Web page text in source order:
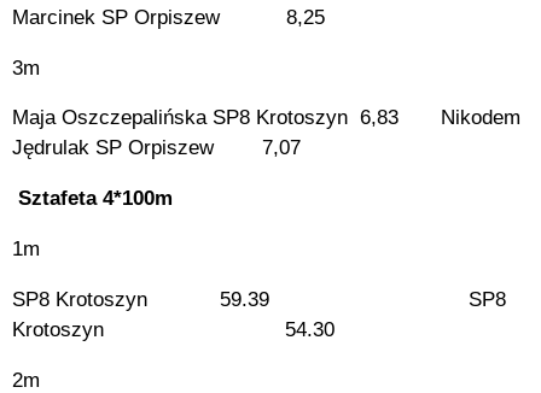
Marcinek SP Orpiszew 8,25
3m
Maja Oszczepalińska SP8 Krotoszyn 6,83 Nikodem
Jędrulak SP Orpiszew 7,07
Sztafeta 4*100m
1m
SP8 Krotoszyn 59.39 SP8
Krotoszyn 54.30
2m